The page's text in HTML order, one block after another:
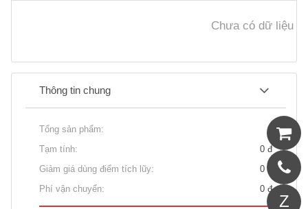
Chưa có dữ liệu
Thông tin chung
Tổng sản phẩm:
0
Tạm tính:
0 đ
Giảm giá dùng điểm tích lũy:
0 đ
Phí vận chuyển:
0 đ